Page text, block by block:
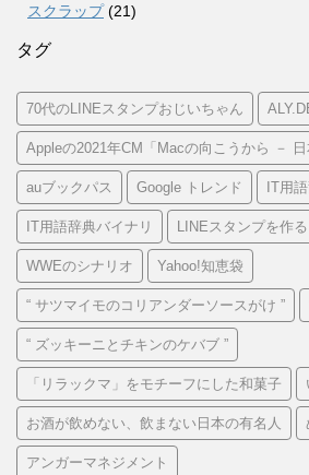
スクラップ(21)
タグ
70代のLINEスタンプおじいちゃん
Appleの2021年CM「Macの向こうから －
auブックパス Google トレンド IT用
IT用語辞典バイナリ LINEスタンプを作る
WWEのシナリオ Yahoo!知恵袋
“ サツマイモのコリアンダーソースがけ ”
“ ズッキーニとチキンのケバブ ”
「リラックマ」をモチーフにした和菓子
お酒が飲めない、飲まない日本の有名人
アンガーマネジメント